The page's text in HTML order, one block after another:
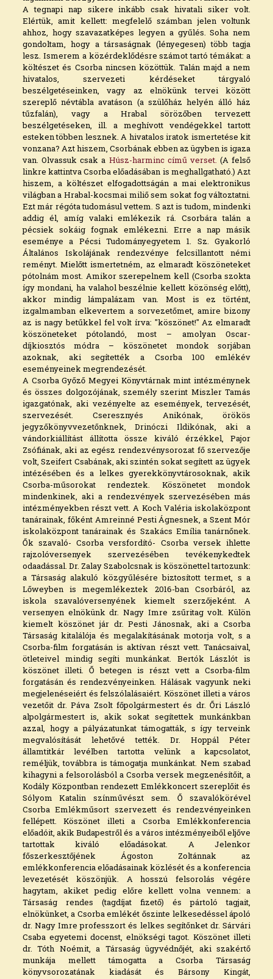
A tegnapi nap sikere inkább csak hivatali siker volt.
Elértük, amit kellett: megfelelő számban jelen voltunk
ahhoz, hogy szavazatképes legyen a gyűlés. Soha nem
gondoltam, hogy a társaságnak (lényegesen) több tagja
lesz. Ismerem a közérdeklődésre számot tartó témákat: a
költészet és Csorba nincsen közöttük. Talán majd a nem
hivatalos, szervezeti kérdéseket tárgyaló
beszélgetéseinken, vagy az elnökünk tervei között
szereplő névtábla avatáson (a szülőház helyén álló ház
tűzfalán), vagy a Hrabal sörözőben tervezett
beszélgetéseken, ill. a meghívott vendégekkel tartott
esteken többen lesznek. A hivatalos iratok ismertetése kit
vonzana? Azt hiszem, Csorbának ebben az ügyben is igaza
van. Olvassuk csak a Húsz-harminc című verset. (A felső
linkre kattintva Csorba előadásában is meghallgatható.) Azt
hiszem, a költészet elfogadottságán a mai elektronikus
világban a Hrabal-kocsmai miliő sem sokat fog változtatni.
Ezt már régóta tudomásul vettem. S azt is tudom, mindenki
addig él, amíg valaki emlékezik rá. Csorbára talán a
pécsiek sokáig fognak emlékezni. Erre a nap másik
eseménye a Pécsi Tudományegyetem 1. Sz. Gyakorló
Általános Iskolájának rendezvénye felcsillantott némi
reményt. Mielőtt ismertetném, az elmaradt köszöneteket
pótolnám most. Amikor szerepelnem kell (Csorba szokta
így mondani, ha valahol beszélnie kellett közönség előtt),
akkor mindig lámpalázam van. Most is ez történt,
izgalmamban elkevertem a sorvezetőmet, amire bizony
az is nagy betűkkel fel volt írva: "köszönet!" Az elmaradt
köszöneteket pótolandó, most – amolyan Oscar-
díjkiosztós módra – köszönetet mondok sorjában
azoknak, aki segítették a Csorba 100 emlékév
eseményeinek megrendezését.
A Csorba Győző Megyei Könyvtárnak mint intézménynek
és összes dolgozójának, személy szerint Miszler Tamás
igazgatónak, aki vezényelte az események, tervezését,
szervezését. Cseresznyés Anikónak, örökös
jegyzőkönyvvezetőnknek, Drinóczi Ildikónak, aki a
vándorkiállítást állította össze kiváló érzékkel, Pajor
Zsófiának, aki az egész rendezvénysorozat fő szervezője
volt, Szeifert Csabának, aki szintén sokat segített az ügyek
intézésében és a lelkes gyerekkönyvtárosoknak, akik
Csorba-műsorokat rendeztek. Köszönetet mondok
mindenkinek, aki a rendezvények szervezésében más
intézményekben részt vett. A Koch Valéria iskolaközpont
tanárainak, főként Amreinné Pesti Ágnesnek, a Szent Mór
iskolaközpont tanárainak és Szakács Emília tanárnőnek.
Ők szavaló- Csorba versfordító- Csorba versek ihlette
rajzolóversenyek szervezésében tevékenykedtek
odaadással. Dr. Zalay Szabolcsnak is köszönettel tartozunk:
a Társaság alakuló közgyűlésére biztosított termet, s a
Lőweyben is megemlékeztek 2016-ban Csorbáról, az
iskola szavalóversenyének kiemelt szerzőjeként. A
versenyen elnökünk dr. Nagy Imre zsűritag volt. Külön
kiemelt köszönet jár dr. Pesti Jánosnak, aki a Csorba
Társaság kitalálója és megalakításának motorja volt, s a
Csorba-film forgatásán is aktívan részt vett. Tanácsaival,
ötleteivel mindig segíti munkánkat. Bertók Lászlót is
köszönet illeti. Ő betegen is részt vett a Csorba-film
forgatásán és rendezvényeinken. Hálásak vagyunk neki
megjelenéseiért és felszólalásaiért. Köszönet illeti a város
vezetőit dr. Páva Zsolt főpolgármestert és dr. Őri László
alpolgármestert is, akik sokat segítettek munkánkban
azzal, hogy a pályázatunkat támogatták, s így terveink
megvalósítását lehetővé tették. Dr. Hoppál Péter
államtitkár levélben tartotta velünk a kapcsolatot,
reméljük, továbbra is támogatja munkánkat. Nem szabad
kihagyni a felsorolásból a Csorba versek megzenésítőit, a
Kodály Központban rendezett Emlékkoncert szereplőit és
Sólyom Katalin színművészt sem. Ő szavalókörével
Csorba Emlékműsort szervezett és rendezvényeinken
fellépett. Köszönet illeti a Csorba Emlékkonferencia
előadóit, akik Budapestről és a város intézményeiből eljőve
tartottak kiváló előadásokat. A Jelenkor
főszerkesztőjének Ágoston Zoltánnak az
emlékkonferencia előadásainak közlését és a konferencia
levezetését köszönjük. A hosszú felsorolás végére
hagytam, akiket pedig előre kellett volna vennem: a
Társaság rendes (tagdíjat fizető) és pártoló tagjait,
elnökünket, a Csorba emlékét őszinte lelkesedéssel ápoló
dr. Nagy Imre professzort és lelkes segítőnket dr. Sárvári
Csaba egyetemi docenst, elnökségi tagot. Köszönet illeti
dr. Tóth Noémit, a Társaság ügyvédnőjét, aki szakértő
munkája mellett támogatta a Csorba Társaság
könyvsorozatának kiadását és Bársony Kingát,